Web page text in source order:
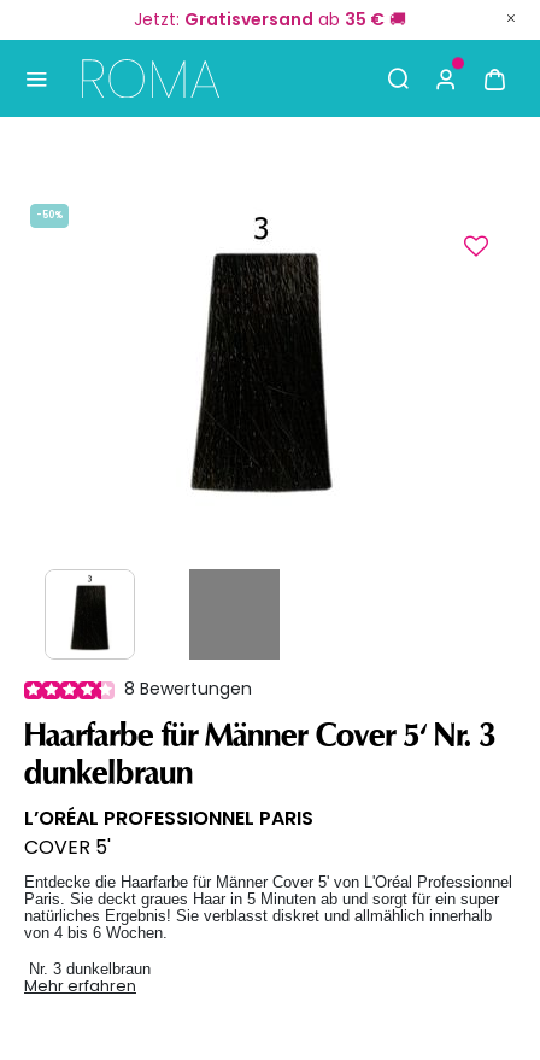
Jetzt: Gratisversand ab 35 € 🚚
-50%
8 Bewertungen
Haarfarbe für Männer Cover 5' Nr. 3
dunkelbraun
L’ORÉAL PROFESSIONNEL PARIS
COVER 5'
Entdecke die Haarfarbe für Männer Cover 5' von L'Oréal Professionnel
Paris. Sie deckt graues Haar in 5 Minuten ab und sorgt für ein super
natürliches Ergebnis! Sie verblasst diskret und allmählich innerhalb
von 4 bis 6 Wochen.
Nr. 3 dunkelbraun
Mehr erfahren